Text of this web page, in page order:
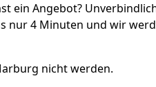
ein Angebot?
nur 4 Minuten und wir
nicht werden.